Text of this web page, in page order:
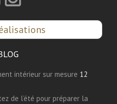
intérieur sur mesure 12
de l’été pour préparer la